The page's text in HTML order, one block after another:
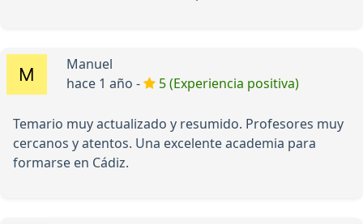
Manuel
hace 1 año -
5 (Experiencia positiva)
Temario muy actualizado y resumido. Profesores muy
cercanos y atentos. Una excelente academia para
formarse en Cádiz.